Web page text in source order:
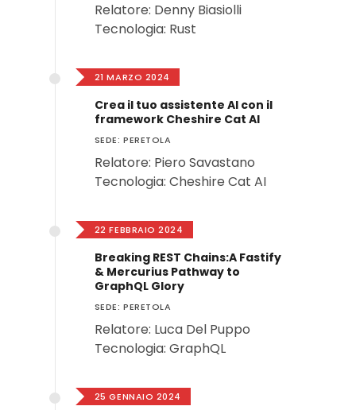
Relatore: Denny Biasiolli
Tecnologia: Rust
21 MARZO 2024
Crea il tuo assistente AI con il
framework Cheshire Cat AI
SEDE: PERETOLA
Relatore: Piero Savastano
Tecnologia: Cheshire Cat AI
22 FEBBRAIO 2024
Breaking REST Chains:A Fastify
& Mercurius Pathway to
GraphQL Glory
SEDE: PERETOLA
Relatore: Luca Del Puppo
Tecnologia: GraphQL
25 GENNAIO 2024